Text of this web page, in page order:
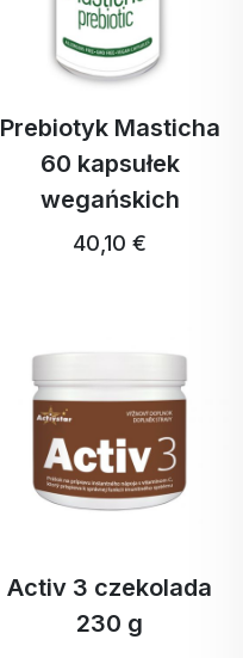
Prebiotyk Masticha
60 kapsułek
wegańskich
40,10 €
Activ 3 czekolada
230 g